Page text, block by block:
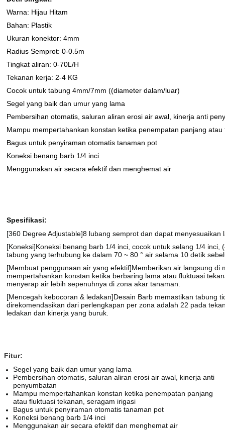
Warna: Hijau Hitam
Bahan: Plastik
Ukuran konektor: 4mm
Radius Semprot: 0-0.5m
Tingkat aliran: 0-70L/H
Tekanan kerja: 2-4 KG
Cocok untuk tabung 4mm/7mm ((diameter dalam/luar)
Segel yang baik dan umur yang lama
Pembersihan otomatis, saluran aliran erosi air awal, kinerja anti
Mampu mempertahankan konstan ketika penempatan panjang
Bagus untuk penyiraman otomatis tanaman pot
Koneksi benang barb 1/4 inci
Menggunakan air secara efektif dan menghemat air
Spesifikasi:
[360 Degree Adjustable]8 lubang semprot dan dapat
[Koneksi]Koneksi benang barb 1/4 inci, cocok untuk selang 1/4
tabung yang terhubung ke dalam 70 ~ 80 ° air selama 10 detik
[Membuat penggunaan air yang efektif]Memberikan air langsung
mempertahankan konstan ketika berbaring lama atau fluktuasi
menyerap air lebih sepenuhnya di zona akar tanaman.
[Mencegah kebocoran & ledakan]Desain Barb memastikan tabung
direkomendasikan dari perlengkapan per zona adalah 22 pada
ledakan dan kinerja yang buruk.
Fitur:
Segel yang baik dan umur yang lama
Pembersihan otomatis, saluran aliran erosi air awal, kinerja anti
penyumbatan
Mampu mempertahankan konstan ketika penempatan panjang
atau fluktuasi tekanan, seragam irigasi
Bagus untuk penyiraman otomatis tanaman pot
Koneksi benang barb 1/4 inci
Menggunakan air secara efektif dan menghemat air